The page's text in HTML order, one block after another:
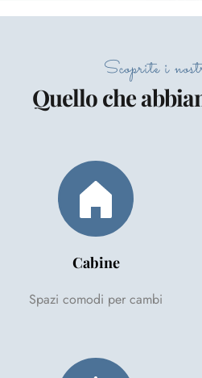
Scoprite i
Quello che
Cabine
Spazi comodi per cambi